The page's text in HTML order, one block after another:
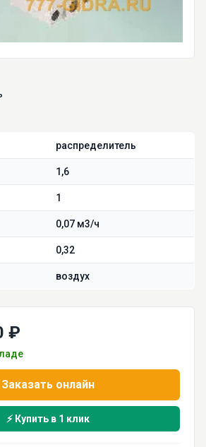
распределитель
1,6
1
0,07 м3/ч
0,32
воздух
₽
Заказать онлайн
⚡ Купить в 1 клик